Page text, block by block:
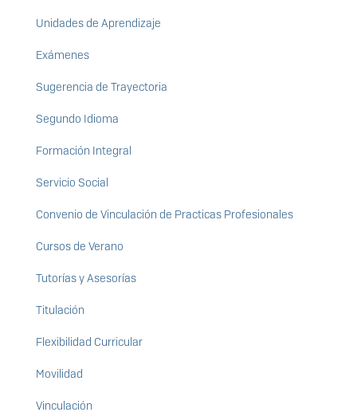
Unidades de Aprendizaje
Exámenes
Sugerencia de Trayectoria
Segundo Idioma
Formación Integral
Servicio Social
Convenio de Vinculación de Practicas Profesionales
Cursos de Verano
Tutorías y Asesorías
Titulación
Flexibilidad Curricular
Movilidad
Vinculación